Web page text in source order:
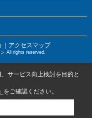
｜アクセスマップ
All rights reserved.
サービス向上検討を目的と
をご確認ください。